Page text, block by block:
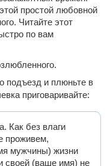
простой любовной
Читайте этот
по вам
подъезд и плюньте в
приговаривайте:
Как без влаги
проживем,
мужчины) жизни
своей (ваше имя) не